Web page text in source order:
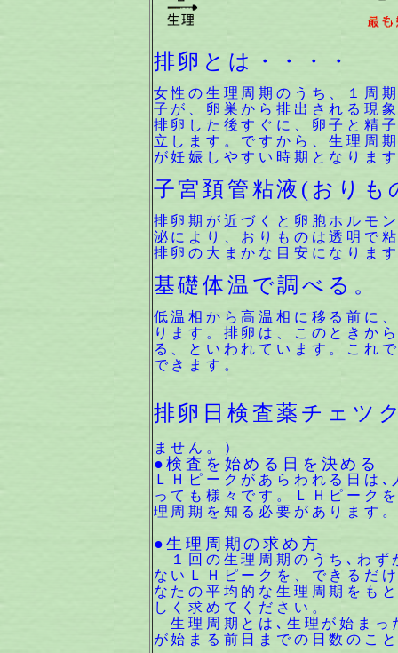
排卵とは・・・・
女性の生理周期のうち、１周
子が、卵巣から排出される現
排卵した後すぐに、卵子と精
立します。ですから、生理周
が妊娠しやすい時期となりま
子宮頚管粘液(おりも
排卵期が近づくと卵胞ホルモ
泌により、おりものは透明で
排卵の大まかな目安になりま
基礎体温で調べる。
低温相から高温相に移る前に
ります。排卵は、このときか
る、といわれています。これ
できます。
排卵日検査薬チェツ
ません。）
●検査を始める日を決める
ＬＨピークがあらわれる日は
っても様々です。ＬＨピーク
理周期を知る必要があります
●生理周期の求め方
１回の生理周期のうち､わず
ないＬＨピークを、できるだ
なたの平均的な生理周期をも
しく求めてください。
生理周期とは､生理が始まっ
が始まる前日までの日数のこ